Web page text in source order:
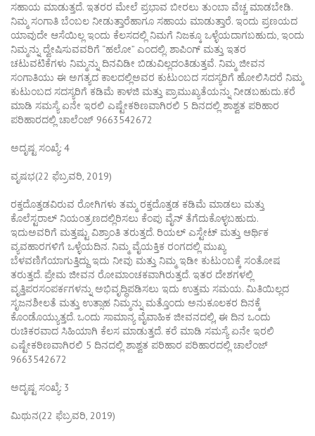
ಸಹಾಯ ಮಾಡುತ್ತದೆ. ಇತರರ ಮೇಲೆ ಪ್ರಭಾವ ಬೀರಲು ತುಂಬಾ ವೆಚ್ಚ ಮಾಡಬೇಡಿ.
ನಿಮ್ಮ ಸಂಗಾತಿ ಬೆಂಬಲ ನೀಡುತ್ತಾರೆಹಾಗೂ ಸಹಾಯ ಮಾಡುತ್ತಾರೆ. ಇಂದು ಪ್ರಣಯದ
ಯಾವುದೇ ಆಸೆಯಿಲ್ಲ ಇಂದು ಕೆಲಸದಲ್ಲಿ ನಿಮಗೆ ನಿಜಕ್ಕೂ ಒಳ್ಳೆಯದಾಗಬಹುದು, ಇಂದು
ನಿಮ್ಮನ್ನು ದ್ವೇಷಿಸುವವರಿಗೆ “ಹಲೋ” ಎಂದಲ್ಲಿ. ಶಾಪಿಂಗ್ ಮತ್ತು ಇತರ
ಚಟುವಟಿಕೆಗಳು ನಿಮ್ಮನ್ನು ದಿನವಿಡೀ ಬಿಡುವಿಲ್ಲದಂತಿಡುತ್ತವೆ. ನಿಮ್ಮ ಜೀವನ
ಸಂಗಾತಿಯು ಈ ಅಗತ್ಯದ ಕಾಲದಲ್ಲಿಅವರ ಕುಟುಂಬದ ಸದಸ್ಯರಿಗೆ ಹೋಲಿಸಿದರೆ ನಿಮ್ಮ
ಕುಟುಂಬದ ಸದಸ್ಯರಿಗೆ ಕಡಿಮೆ ಕಾಳಜಿ ಮತ್ತು ಪ್ರಾಮುಖ್ಯತೆಯನ್ನು ನೀಡಬಹುದು.ಕರೆ
ಮಾಡಿ ಸಮಸ್ಯೆ ಏನೇ ಇರಲಿ ಎಷ್ಟೇಕಠಿಣವಾಗಿರಲಿ 5 ದಿನದಲ್ಲಿ ಶಾಶ್ವತ ಪರಿಹಾರ
ಪರಿಹಾರದಲ್ಲಿ ಚಾಲೆಂಜ್ 9663542672
ಅದೃಷ್ಟ ಸಂಖ್ಯೆ: 4
ವೃಷಭ(22 ಫೆಬ್ರವರಿ, 2019)
ರಕ್ತದೊತ್ತಡವಿರುವ ರೋಗಿಗಳು ತಮ್ಮ ರಕ್ತದೊತ್ತಡ ಕಡಿಮೆ ಮಾಡಲು ಮತ್ತು
ಕೊಲೆಸ್ಟರಾಲ್ ನಿಯಂತ್ರಣದಲ್ಲಿರಿಸಲು ಕೆಂಪು ವೈನ್ ತೆಗೆದುಕೊಳ್ಳಬಹುದು.
ಇದುಅವರಿಗೆ ಮತ್ತಷ್ಟು ವಿಶ್ರಾಂತಿ ತರುತ್ತದೆ. ರಿಯಲ್ ಎಸ್ಟೇಟ್ ಮತ್ತು ಆರ್ಥಿಕ
ವ್ಯವಹಾರಗಳಿಗೆ ಒಳ್ಳೆಯದಿನ. ನಿಮ್ಮ ವೈಯಕ್ತಿಕ ರಂಗದಲ್ಲಿ ಮುಖ್ಯ
ಬೆಳವಣಿಗೆಯಾಗುತ್ತಿದ್ದು ಇದು ನೀವು ಮತ್ತು ನಿಮ್ಮ ಇಡೀ ಕುಟುಂಬಕ್ಕೆ ಸಂತೋಷ
ತರುತ್ತದೆ. ಪ್ರೇಮ ಜೀವನ ರೋಮಾಂಚಕವಾಗಿರುತ್ತದೆ. ಇತರ ದೇಶಗಳಲ್ಲಿ
ವೃತ್ತಿಪರಸಂಪರ್ಕಗಳನ್ನು ಅಭಿವೃದ್ಧಿಪಡಿಸಲು ಇದು ಉತ್ತಮ ಸಮಯ. ಮಿತಿಯಿಲ್ಲದ
ಸೃಜನಶೀಲತೆ ಮತ್ತು ಉತ್ಸಾಹ ನಿಮ್ಮನ್ನು ಮತ್ತೊಂದು ಅನುಕೂಲಕರ ದಿನಕ್ಕೆ
ಕೊಂಡೊಯ್ಯುತ್ತದೆ. ಒಂದು ಸಾಮಾನ್ಯ ವೈವಾಹಿಕ ಜೀವನದಲ್ಲಿ, ಈ ದಿನ ಒಂದು
ರುಚಿಕರವಾದ ಸಿಹಿಯಾಗಿ ಕೆಲಸ ಮಾಡುತ್ತದೆ. ಕರೆ ಮಾಡಿ ಸಮಸ್ಯೆ ಏನೇ ಇರಲಿ
ಎಷ್ಟೇಕಠಿಣವಾಗಿರಲಿ 5 ದಿನದಲ್ಲಿ ಶಾಶ್ವತ ಪರಿಹಾರ ಪರಿಹಾರದಲ್ಲಿ ಚಾಲೆಂಜ್
9663542672
ಅದೃಷ್ಟ ಸಂಖ್ಯೆ: 3
ಮಿಥುನ(22 ಫೆಬ್ರವರಿ, 2019)